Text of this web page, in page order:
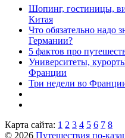
Шопинг, гостиницы,
Китая
Что обязательно надо
Германии?
5 фактов про
Университеты,
Франции
Три недели во
Карта сайта: 1 2 3 4 5 6 7 8
© 2026 Путешествия по-